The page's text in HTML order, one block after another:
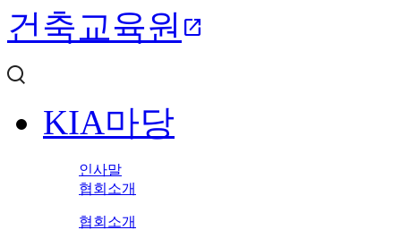
건축교육원 open_in_new
KIA마당
인사말
협회소개
협회소개